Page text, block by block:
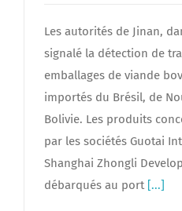
Les autorités de Jinan,
signalé la détection de
emballages de viande
importés du Brésil, de
Bolivie. Les produits
par les sociétés Guotai
Shanghai Zhongli
débarqués au port [...]